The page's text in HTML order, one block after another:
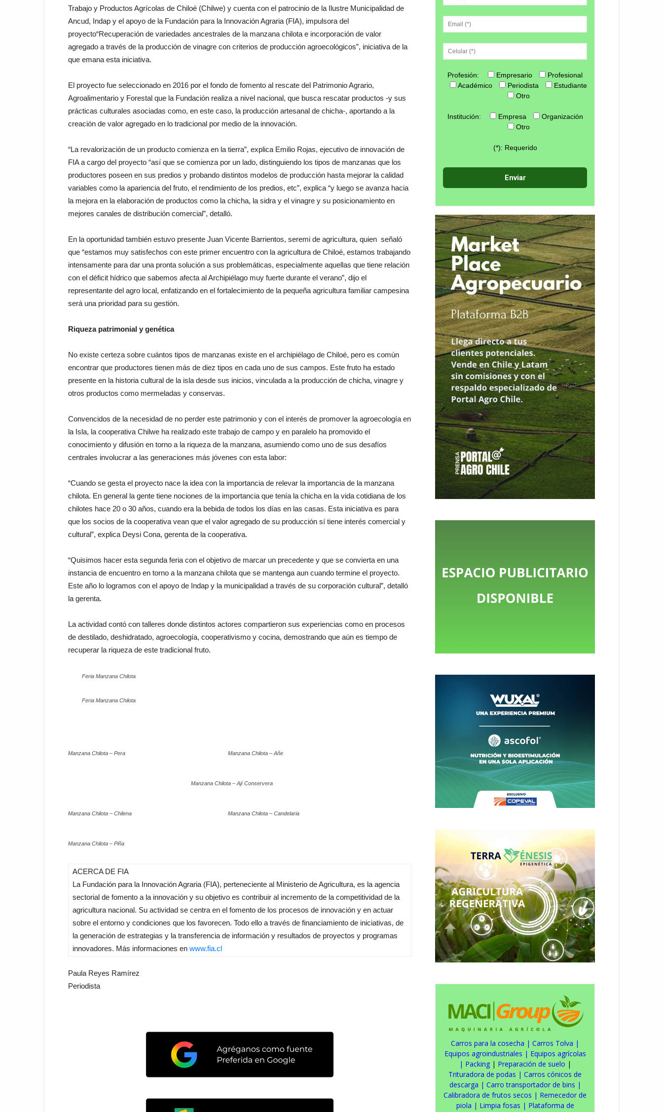
Trabajo y Productos Agrícolas de Chiloé (Chilwe) y cuenta con el patrocinio de la Ilustre Municipalidad de
Ancud, Indap y el apoyo de la Fundación para la Innovación Agraria (FIA), impulsora del
proyecto“Recuperación de variedades ancestrales de la manzana chilota e incorporación de valor
agregado a través de la producción de vinagre con criterios de producción agroecológicos”, iniciativa de la
que emana esta iniciativa.
El proyecto fue seleccionado en 2016 por el fondo de fomento al rescate del Patrimonio Agrario,
Agroalimentario y Forestal que la Fundación realiza a nivel nacional, que busca rescatar productos -y sus
prácticas culturales asociadas como, en este caso, la producción artesanal de chicha-, aportando a la
creación de valor agregado en lo tradicional por medio de la innovación.
“La revalorización de un producto comienza en la tierra”, explica Emilio Rojas, ejecutivo de innovación de
FIA a cargo del proyecto “así que se comienza por un lado, distinguiendo los tipos de manzanas que los
productores poseen en sus predios y probando distintos modelos de producción hasta mejorar la calidad
variables como la apariencia del fruto, el rendimiento de los predios, etc”, explica “y luego se avanza hacia
la mejora en la elaboración de productos como la chicha, la sidra y el vinagre y su posicionamiento en
mejores canales de distribución comercial”, detalló.
En la oportunidad también estuvo presente Juan Vicente Barrientos, seremi de agricultura, quien señaló
que “estamos muy satisfechos con este primer encuentro con la agricultura de Chiloé, estamos trabajando
intensamente para dar una pronta solución a sus problemáticas, especialmente aquellas que tiene relación
con el déficit hídrico que sabemos afecta al Archipiélago muy fuerte durante el verano”, dijo el
representante del agro local, enfatizando en el fortalecimiento de la pequeña agricultura familiar campesina
será una prioridad para su gestión.
Riqueza patrimonial y genética
No existe certeza sobre cuántos tipos de manzanas existe en el archipiélago de Chiloé, pero es común
encontrar que productores tienen más de diez tipos en cada uno de sus campos. Este fruto ha estado
presente en la historia cultural de la isla desde sus inicios, vinculada a la producción de chicha, vinagre y
otros productos como mermeladas y conservas.
Convencidos de la necesidad de no perder este patrimonio y con el interés de promover la agroecología en
la Isla, la cooperativa Chilwe ha realizado este trabajo de campo y en paralelo ha promovido el
conocimiento y difusión en torno a la riqueza de la manzana, asumiendo como uno de sus desafíos
centrales involucrar a las generaciones más jóvenes con esta labor:
“Cuando se gesta el proyecto nace la idea con la importancia de relevar la importancia de la manzana
chilota. En general la gente tiene nociones de la importancia que tenía la chicha en la vida cotidiana de los
chilotes hace 20 o 30 años, cuando era la bebida de todos los días en las casas. Esta iniciativa es para
que los socios de la cooperativa vean que el valor agregado de su producción sí tiene interés comercial y
cultural”, explica Deysi Cona, gerenta de la cooperativa.
“Quisimos hacer esta segunda feria con el objetivo de marcar un precedente y que se convierta en una
instancia de encuentro en torno a la manzana chilota que se mantenga aun cuando termine el proyecto.
Este año lo logramos con el apoyo de Indap y la municipalidad a través de su corporación cultural”, detalló
la gerenta.
La actividad contó con talleres donde distintos actores compartieron sus experiencias como en procesos
de destilado, deshidratado, agroecología, cooperativismo y cocina, demostrando que aún es tiempo de
recuperar la riqueza de este tradicional fruto.
Feria Manzana Chilota
Feria Manzana Chilota
Manzana Chilota – Pera Manzana Chilota – Añe
Manzana Chilota – Ají Conservera
Manzana Chilota – Chilena Manzana Chilota – Candelaria
Manzana Chilota – Piña
ACERCA DE FIA
La Fundación para la Innovación Agraria (FIA), perteneciente al Ministerio de Agricultura, es la agencia
sectorial de fomento a la innovación y su objetivo es contribuir al incremento de la competitividad de la
agricultura nacional. Su actividad se centra en el fomento de los procesos de innovación y en actuar
sobre el entorno y condiciones que los favorecen. Todo ello a través de financiamiento de iniciativas, de
la generación de estrategias y la transferencia de información y resultados de proyectos y programas
innovadores. Más informaciones en www.fia.cl
Paula Reyes Ramírez
Periodista
Profesión: Empresario
Profesional
Académico
Periodista
Estudiante
Otro
Institución: Empresa
Organización
Otro
(*): Requerido
Carros para la cosecha | Carros Tolva |
Equipos agroindustriales | Equipos agrícolas
| Packing| Preparación de suelo |
Trituradora de podas | Carros cónicos de
descarga | Carro transportador de bins |
Calibradora de frutos secos | Remecedor de
piola | Limpia fosas | Plataforma de